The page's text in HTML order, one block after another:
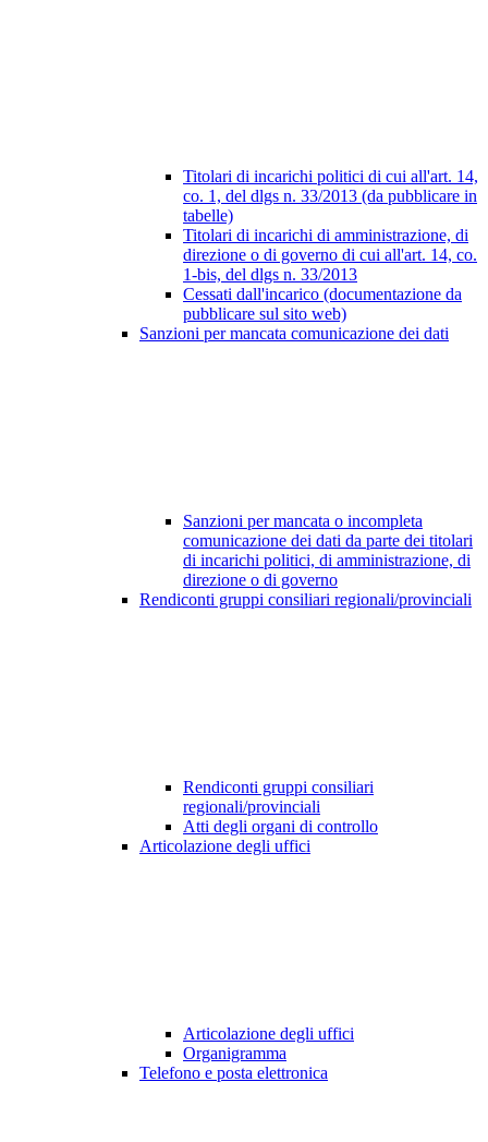
Titolari di incarichi politici di cui all'art. 14,
co. 1, del dlgs n. 33/2013 (da pubblicare in
tabelle)
Titolari di incarichi di amministrazione, di
direzione o di governo di cui all'art. 14, co.
1-bis, del dlgs n. 33/2013
Cessati dall'incarico (documentazione da
pubblicare sul sito web)
Sanzioni per mancata comunicazione dei dati
Sanzioni per mancata o incompleta
comunicazione dei dati da parte dei titolari
di incarichi politici, di amministrazione, di
direzione o di governo
Rendiconti gruppi consiliari regionali/provinciali
Rendiconti gruppi consiliari
regionali/provinciali
Atti degli organi di controllo
Articolazione degli uffici
Articolazione degli uffici
Organigramma
Telefono e posta elettronica